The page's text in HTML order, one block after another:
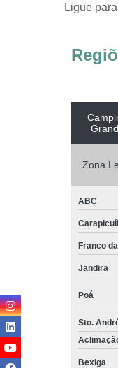
Ligue para
Zona
ABC
Franco
Jandira
Poá
Sto.
Bexiga